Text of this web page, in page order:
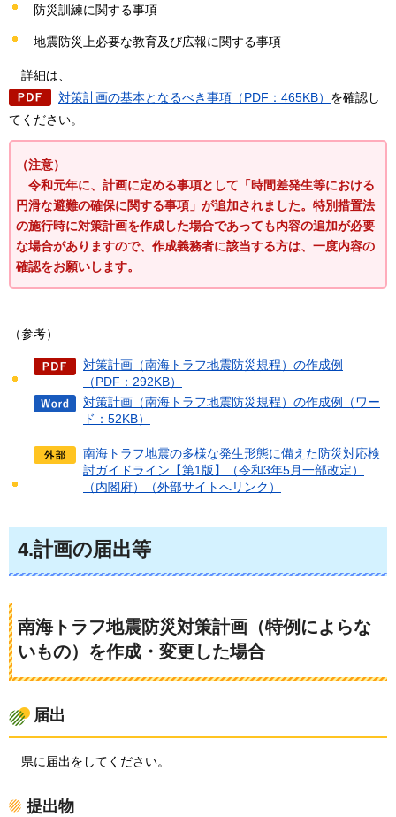
防災訓練に関する事項
地震防災上必要な教育及び広報に関する事項
詳細は、
対策計画の基本となるべき事項（PDF：465KB） を確認し
てください。
（注意）
令和元年に、計画に定める事項として「時間差発生等における
円滑な避難の確保に関する事項」が追加されました。特別措置法
の施行時に対策計画を作成した場合であっても内容の追加が必要
な場合がありますので、作成義務者に該当する方は、一度内容の
確認をお願いします。
（参考）
対策計画（南海トラフ地震防災規程）の作成例
（PDF：292KB）
対策計画（南海トラフ地震防災規程）の作成例（ワー
ド：52KB）
南海トラフ地震の多様な発生形態に備えた防災対応検
討ガイドライン【第1版】（令和3年5月一部改定）
（内閣府）（外部サイトへリンク）
4.計画の届出等
南海トラフ地震防災対策計画（特例によらな
いもの）を作成・変更した場合
届出
県に届出をしてください。
提出物